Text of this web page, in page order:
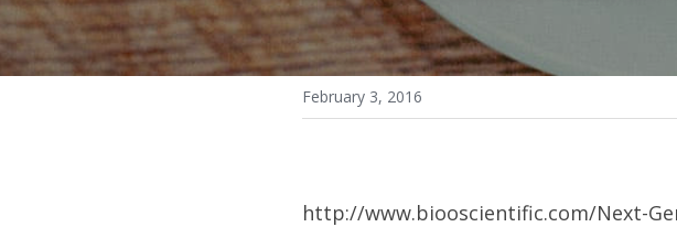
February 3, 2016
http://www.biooscientific.com/Next-